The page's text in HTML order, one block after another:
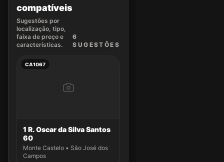
compatíveis
Sugestões por
localização, tipo,
faixa de preço e
características.
6
SUGEST ÕES
CA1067
1 R. Oscar da Silva Santos
60
Monte Castelo • São José dos
Campos